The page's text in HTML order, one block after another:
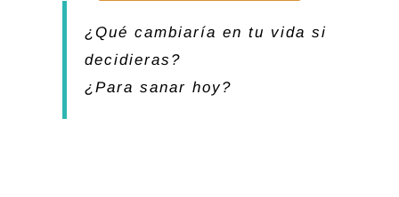
¿Qué cambiaría en tu vida si
decidieras?
¿Para sanar hoy?